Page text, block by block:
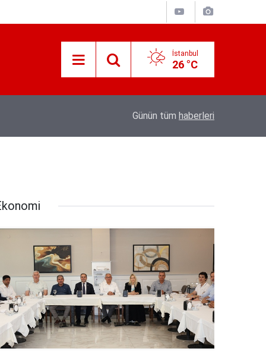
İstanbul
26 °C
Danişma Merkezini Ziyaret Etti
Günün tüm haberleri